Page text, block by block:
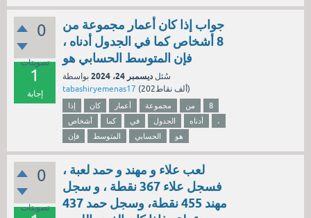
0
تصويتات
1
إجابة
جواب إذا كان أعمار مجموعة من
8 أشخاص كما في الجدول أدناه ،
فإن المتوسط الحسابي هو
سُئل ديسمبر 24، 2024
بواسطة
tabashiryemenas17 ( 202ألفنقاط)
إذا كان أعمار مجموعة من
8
أشخاص
كما في الجدول أدناه
،
فإن
المتوسط الحسابي هو
0
تصويتات
لعب علاء و مهند و حمد لعبة ،
فسجل علاء 367 نقطة ، و سجل
مهند 455 نقطة، وسجل حمد 437